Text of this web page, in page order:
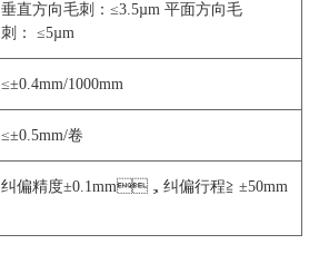
垂直方向毛刺：≤3.5µm 平面方向毛
刺： ≤5µm
≤±0.4mm/1000mm
≤±0.5mm/卷
纠偏精度±0.1mm，纠偏行程≧ ±50mm